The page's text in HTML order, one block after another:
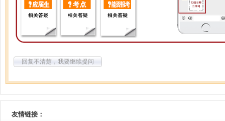
回复不清楚，我要继续提问
友情链接：